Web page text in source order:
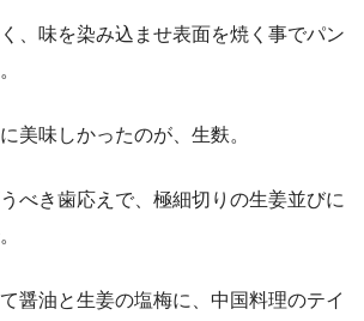
、味を染み込ませ表面を焼く事でパン
美味しかったのが、生麩。
べき歯応えで、極細切りの生姜並びに
醤油と生姜の塩梅に、中国料理のテイ